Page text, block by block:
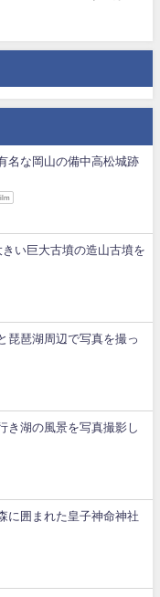
名な岡山の備中高松城跡
い巨大古墳の造山古墳を
琵琶湖周辺で写真を撮っ
き湖の風景を写真撮影し
に囲まれた皇子神命神社